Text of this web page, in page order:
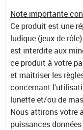
Note importante
Ce produit est une
ludique (jeux de
est interdite aux
ce produit à votre
et maitriser les
concernant
lunette et/ou de
Nous attirons votre
puissances